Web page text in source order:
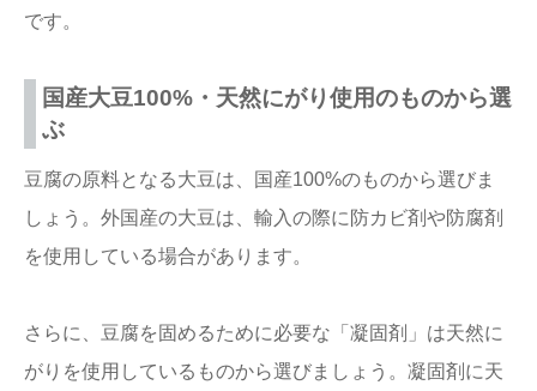
です。
国産大豆100%・天然にがり使用のものから選
ぶ
豆腐の原料となる大豆は、国産100%のものから選びま
しょう。外国産の大豆は、輸入の際に防カビ剤や防腐剤
を使用している場合があります。
さらに、豆腐を固めるために必要な「凝固剤」は天然に
がりを使用しているものから選びましょう。凝固剤に天